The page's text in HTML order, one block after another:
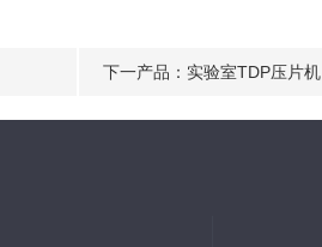
下一产品： 实验室TDP压片机